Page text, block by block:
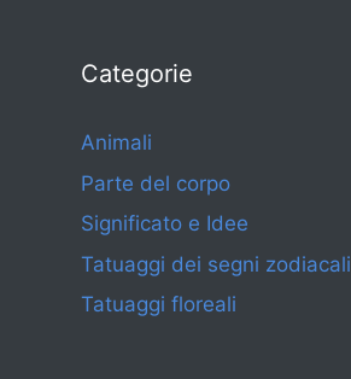
Categorie
Animali
Parte del corpo
Significato e Idee
Tatuaggi dei segni zodiacali
Tatuaggi floreali